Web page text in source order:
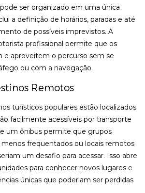
ser organizado em uma única
a definição de horários, paradas e até
de possíveis imprevistos. A
profissional permite que os
e aproveitem o percurso sem se
ou com a navegação.
Remotos
turísticos populares estão localizados
facilmente acessíveis por transporte
um ônibus permite que grupos
frequentados ou locais remotos
um desafio para acessar. Isso abre
para conhecer novos lugares e
únicas que poderiam ser perdidas